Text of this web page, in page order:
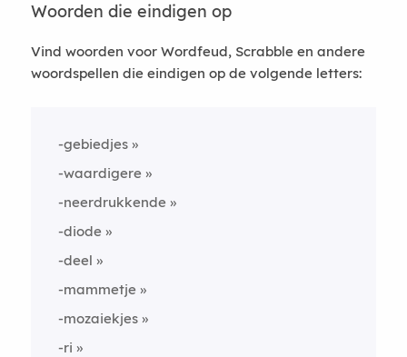
Woorden die eindigen op
Vind woorden voor Wordfeud, Scrabble en andere
woordspellen die eindigen op de volgende letters:
-gebiedjes
-waardigere
-neerdrukkende
-diode
-deel
-mammetje
-mozaiekjes
-ri